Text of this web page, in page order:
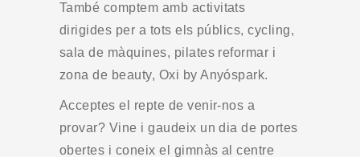
També comptem amb activitats
dirigides per a tots els públics, cycling,
sala de màquines, pilates reformar i
zona de beauty, Oxi by Anyóspark.
Acceptes el repte de venir-nos a
provar? Vine i gaudeix un dia de portes
obertes i coneix el gimnàs al centre